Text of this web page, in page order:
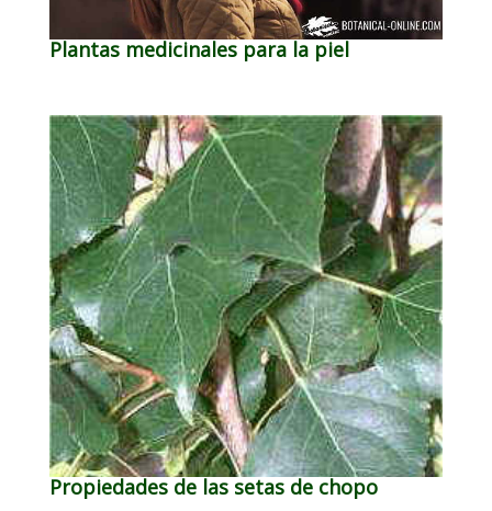
Plantas medicinales para la piel
Propiedades de las setas de chopo